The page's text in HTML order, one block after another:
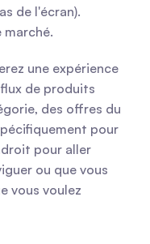
de l'écran).
marché.
une expérience
de produits
des offres du
pour
pour aller
ou que vous
vous voulez